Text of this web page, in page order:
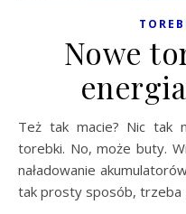
Nowe
Też tak macie? Nic tak nie poprawia humoru jak nowe
torebki. No, może buty.
naładowanie
tak prosty sposób, trzeba